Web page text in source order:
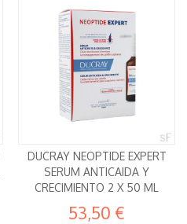
DUCRAY NEOPTIDE EXPERT
SERUM ANTICAIDA Y
CRECIMIENTO 2 X 50 ML
53,50 €